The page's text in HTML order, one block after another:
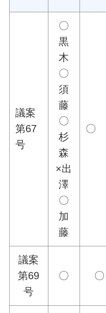
議案
第67
号
〇
黒
木
〇
須
藤
〇
杉
森
×出
澤
〇
加
藤
〇
議案
第69
号
〇 〇